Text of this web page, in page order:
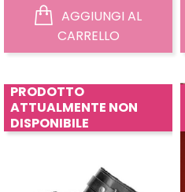
CARRELLO
PRODOTTO
ATTUALMENTE NON
DISPONIBILE